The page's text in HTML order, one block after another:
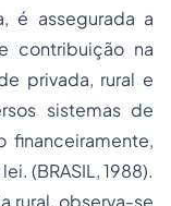
é assegurada a
contribuição na
privada, rural e
sistemas de
financeiramente,
(BRASIL, 1988).
rural, observa-se